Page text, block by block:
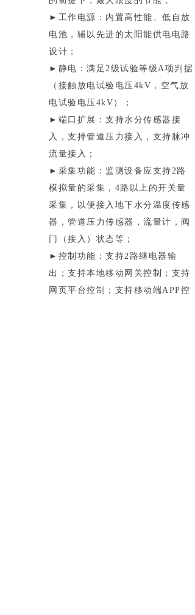
►工作电源：内置高性能、低自放
电池，辅以先进的太阳能供电电路
设计；
►静电：满足2级试验等级A项判据
（接触放电试验电压4kV，空气放
电试验电压4kV）；
►端口扩展：支持水分传感器接
入，支持管道压力接入，支持脉冲
流量接入；
►采集功能：监测设备应支持2路
模拟量的采集，4路以上的开关量
采集，以便接入地下水分温度传感
器，管道压力传感器，流量计，阀
门（接入）状态等；
►控制功能：支持2路继电器输
出；支持本地移动网关控制；支持
网页平台控制；支持移动端APP控